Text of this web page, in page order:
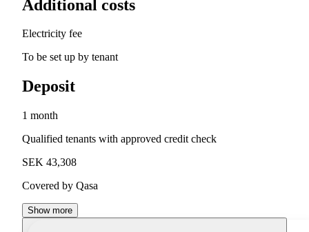
Additional costs
Electricity fee
To be set up by tenant
Deposit
1 month
Qualified tenants with approved credit check
SEK 43,308
Covered by Qasa
Show more